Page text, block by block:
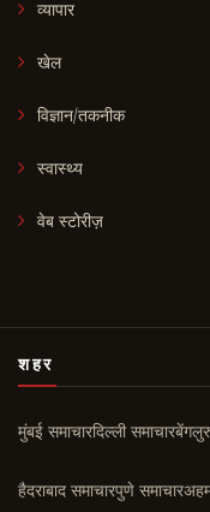
व्यापार
खेल
विज्ञान/तकनीक
स्वास्थ्य
वेब स्टोरीज़
शहर
मुंबई समाचारदिल्ली समाचार
हैदराबाद समाचारपुणे समाचार